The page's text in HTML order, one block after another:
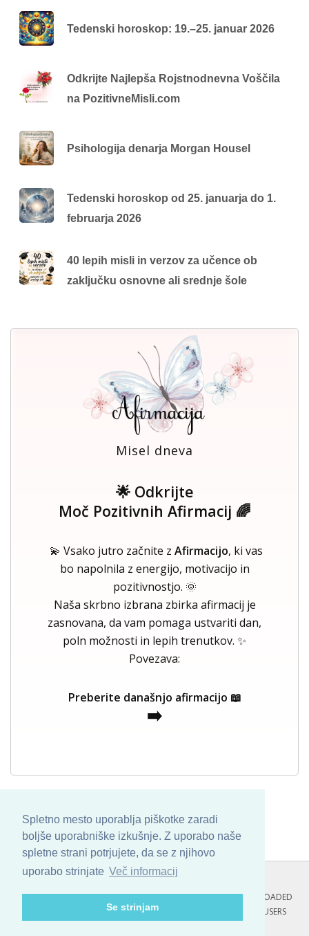
Spletno mesto uporablja piškotke zaradi
boljše uporabniške izkušnje. Z uporabo naše
spletne strani potrjujete, da se z njihovo
uporabo strinjate Več informacij
Se strinjam
Tedenski horoskop: 19.–25. januar 2026
Odkrijte Najlepša Rojstnodnevna Voščila
na PozitivneMisli.com
Psihologija denarja Morgan Housel
Tedenski horoskop od 25. januarja do 1.
februarja 2026
40 lepih misli in verzov za učence ob
zaključku osnovne ali srednje šole
Misel dneva
🌟 Odkrijte
Moč Pozitivnih Afirmacij 🌈
💫 Vsako jutro začnite z Afirmacijo, ki vas
bo napolnila z energijo, motivacijo in
pozitivnostjo. 🌞
Naša skrbno izbrana zbirka afirmacij je
zasnovana, da vam pomaga ustvariti dan,
poln možnosti in lepih trenutkov. ✨
Povezava:
Preberite današnjo afirmacijo 📖
➡️
COPYRIGHT © 2013 - 2026 BYSKINBASE. ALL ARTWORK ARE UPLOADED
AND COPYRIGHTED TO ITS AUTHOR.
POZITIVNE MISLI : 109 USERS